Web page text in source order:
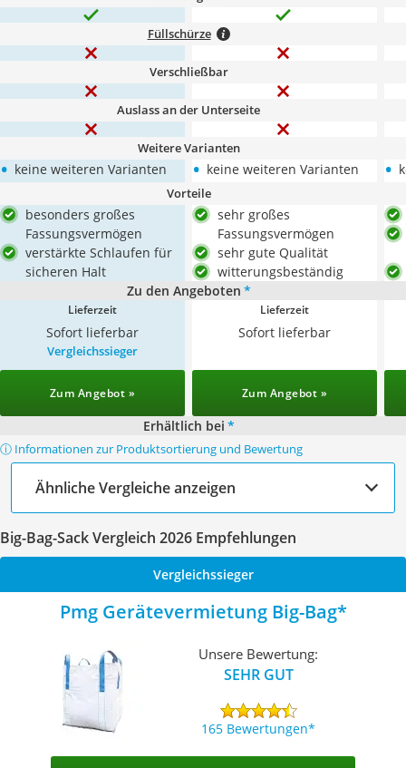
Füllschürze
Verschließbar
Auslass an der Unterseite
Weitere Varianten
• keine weiteren Varianten • keine weiteren Varianten •
Vorteile
besonders großes
Fassungsvermögen
verstärkte Schlaufen für
sicheren Halt
sehr großes
Fassungsvermögen
sehr gute Qualität
witterungsbeständig
Zu den Angeboten *
Lieferzeit
Sofort lieferbar
Lieferzeit
Sofort lieferbar
Vergleichssieger
Zum Angebot » Zum Angebot »
Erhältlich bei *
ⓘ Informationen zur Produktsortierung und Bewertung
Ähnliche Vergleiche anzeigen
Big-Bag-Sack Vergleich 2026 Empfehlungen
Vergleichssieger
Pmg Gerätevermietung Big-Bag
Unsere Bewertung:
SEHR GUT
165 Bewertungen